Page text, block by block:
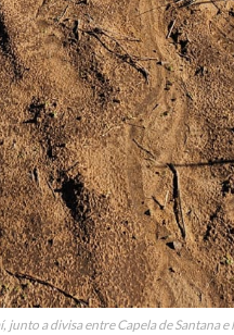
junto a divisa entre Capela de Santana